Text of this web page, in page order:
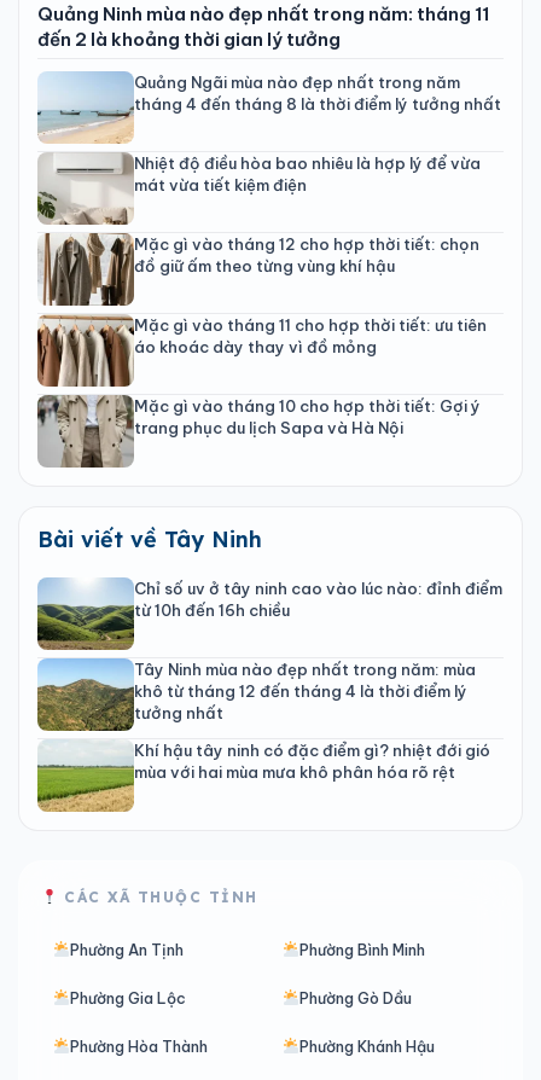
Quảng Ninh mùa nào đẹp nhất trong năm: tháng 11
đến 2 là khoảng thời gian lý tưởng
Quảng Ngãi mùa nào đẹp nhất trong năm
tháng 4 đến tháng 8 là thời điểm lý tưởng nhất
Nhiệt độ điều hòa bao nhiêu là hợp lý để vừa
mát vừa tiết kiệm điện
Mặc gì vào tháng 12 cho hợp thời tiết: chọn
đồ giữ ấm theo từng vùng khí hậu
Mặc gì vào tháng 11 cho hợp thời tiết: ưu tiên
áo khoác dày thay vì đồ mỏng
Mặc gì vào tháng 10 cho hợp thời tiết: Gợi ý
trang phục du lịch Sapa và Hà Nội
Bài viết về Tây Ninh
Chỉ số uv ở tây ninh cao vào lúc nào: đỉnh điểm
từ 10h đến 16h chiều
Tây Ninh mùa nào đẹp nhất trong năm: mùa
khô từ tháng 12 đến tháng 4 là thời điểm lý
tưởng nhất
Khí hậu tây ninh có đặc điểm gì? nhiệt đới gió
mùa với hai mùa mưa khô phân hóa rõ rệt
CÁC XÃ THUỘC TỈNH
Phường An Tịnh Phường Bình Minh
Phường Gia Lộc Phường Gò Dầu
Phường Hòa Thành Phường Khánh Hậu